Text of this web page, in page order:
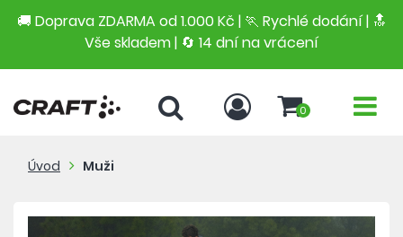
🚚 Doprava ZDARMA od 1.000 Kč | 🏃 Rychlé dodání | 🔝
Vše skladem | 🔄 14 dní na vrácení
0
Úvod Muži